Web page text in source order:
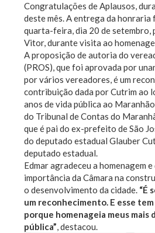
Congratulações de Aplausos,
deste mês. A entrega da
quarta-feira, dia 20 de setembro,
Vitor, durante visita ao
A proposição de autoria do
(PROS), que foi aprovada por
por vários vereadores, é um
contribuição dada por Cutrim ao
anos de vida pública ao
do Tribunal de Contas do
que é pai do ex-prefeito de São
do deputado estadual Glauber
deputado estadual.
Edmar agradeceu a homenagem
importância da Câmara na
o desenvolvimento da cidade. “É
um reconhecimento. E esse
porque homenageia meus mais
pública”, destacou.